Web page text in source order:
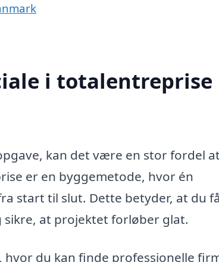
i totalentreprise
kan det være en stor fordel at
er en byggemetode, hvor én
start til slut. Dette betyder, at du
at projektet forløber glat.
du kan finde professionelle